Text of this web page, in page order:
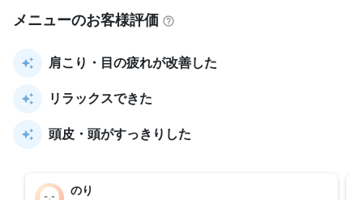
メニューのお客様評価
肩こり・目の疲れが改善した
リラックスできた
頭皮・頭がすっきりした
のり